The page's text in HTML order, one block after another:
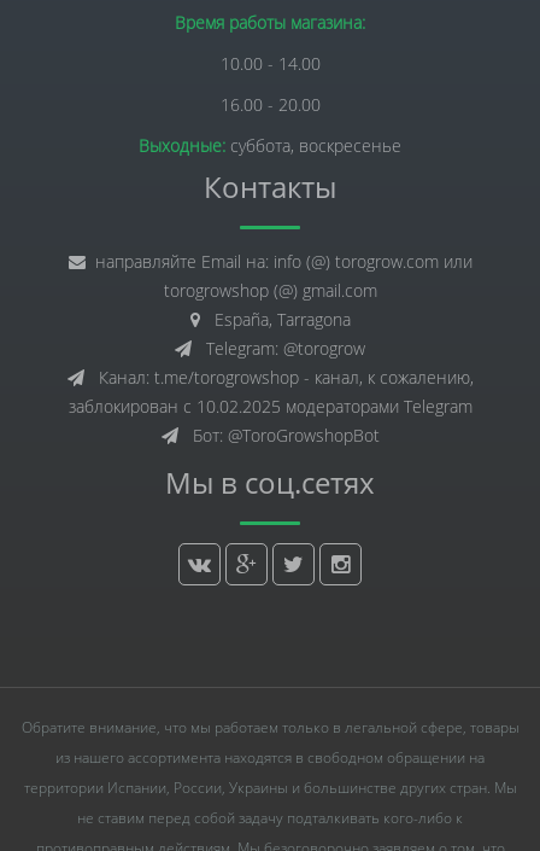
Время работы магазина:
10.00 - 14.00
16.00 - 20.00
Выходные: суббота, воскресенье
Контакты
направляйте Email на: info (@) torogrow.com или
torogrowshop (@) gmail.com
España, Tarragona
Telegram: @torogrow
Канал: t.me/torogrowshop - канал, к сожалению,
заблокирован с 10.02.2025 модераторами Telegram
Бот: @ToroGrowshopBot
Мы в соц.сетях
Обратите внимание, что мы работаем только в легальной сфере, товары
из нашего ассортимента находятся в свободном обращении на
территории Испании, России, Украины и большинстве других стран. Мы
не ставим перед собой задачу подталкивать кого-либо к